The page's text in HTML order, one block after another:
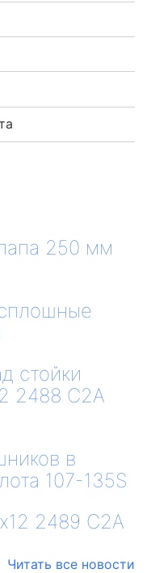
250 мм
стойки
2488 С2А
в
107-135S
2489 С2А
Читать все новости